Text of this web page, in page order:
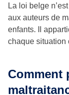
La loi belge
aux auteurs de
enfants. Il
chaque situation
Comment